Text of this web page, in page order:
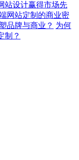
站设计赢得市场先
网站定制的商业密
品牌与商业？ 为何
制？